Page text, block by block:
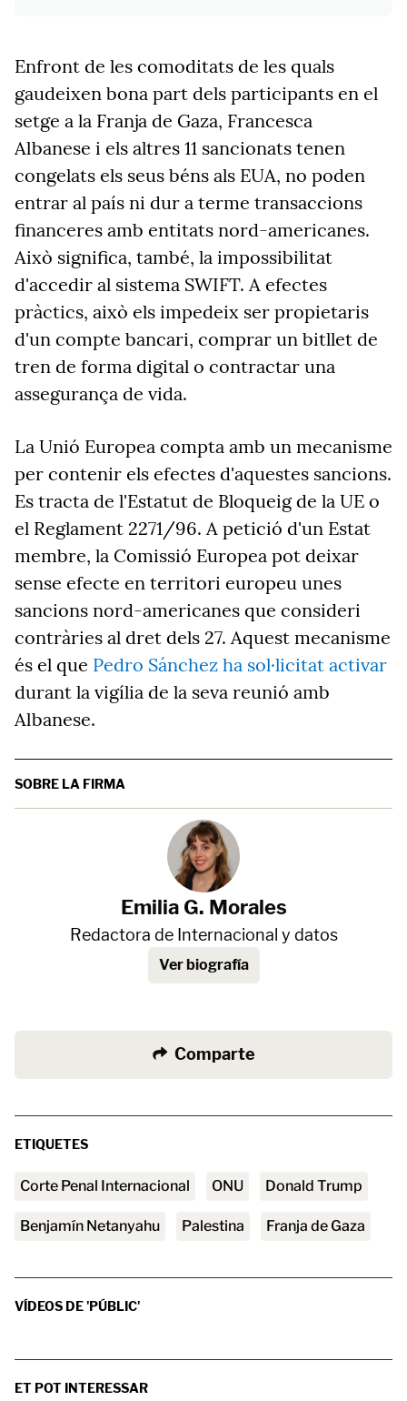
Enfront de les comoditats de les quals
gaudeixen bona part dels participants en el
setge a la Franja de Gaza, Francesca
Albanese i els altres 11 sancionats tenen
congelats els seus béns als EUA, no poden
entrar al país ni dur a terme transaccions
financeres amb entitats nord-americanes.
Això significa, també, la impossibilitat
d'accedir al sistema SWIFT. A efectes
pràctics, això els impedeix ser propietaris
d'un compte bancari, comprar un bitllet de
tren de forma digital o contractar una
assegurança de vida.
La Unió Europea compta amb un mecanisme
per contenir els efectes d'aquestes sancions.
Es tracta de l'Estatut de Bloqueig de la UE o
el Reglament 2271/96. A petició d'un Estat
membre, la Comissió Europea pot deixar
sense efecte en territori europeu unes
sancions nord-americanes que consideri
contràries al dret dels 27. Aquest mecanisme
és el que Pedro Sánchez ha sol·licitat activar
durant la vigília de la seva reunió amb
Albanese.
SOBRE LA FIRMA
Emilia G. Morales
Redactora de Internacional y datos
Ver biografía
Comparte
ETIQUETES
Corte Penal Internacional ONU Donald Trump
Benjamín Netanyahu Palestina franja de Gaza
VÍDEOS DE 'PÚBLIC'
ET POT INTERESSAR